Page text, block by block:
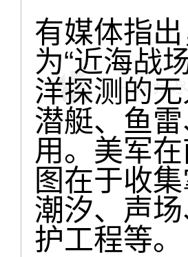
有媒体指
为“近海战
洋探测的
潜艇、鱼
用。美军
图在于收
潮汐、声
护工程等。